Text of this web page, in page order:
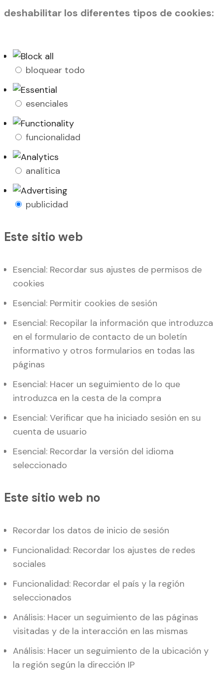
deshabilitar los diferentes tipos de cookies:
bloquear todo
esenciales
funcionalidad
analítica
publicidad
Este sitio web
Esencial: Recordar sus ajustes de permisos de
cookies
Esencial: Permitir cookies de sesión
Esencial: Recopilar la información que introduzca
en el formulario de contacto de un boletín
informativo y otros formularios en todas las
páginas
Esencial: Hacer un seguimiento de lo que
introduzca en la cesta de la compra
Esencial: Verificar que ha iniciado sesión en su
cuenta de usuario
Esencial: Recordar la versión del idioma
seleccionado
Este sitio web no
Recordar los datos de inicio de sesión
Funcionalidad: Recordar los ajustes de redes
sociales
Funcionalidad: Recordar el país y la región
seleccionados
Análisis: Hacer un seguimiento de las páginas
visitadas y de la interacción en las mismas
Análisis: Hacer un seguimiento de la ubicación y
la región según la dirección IP